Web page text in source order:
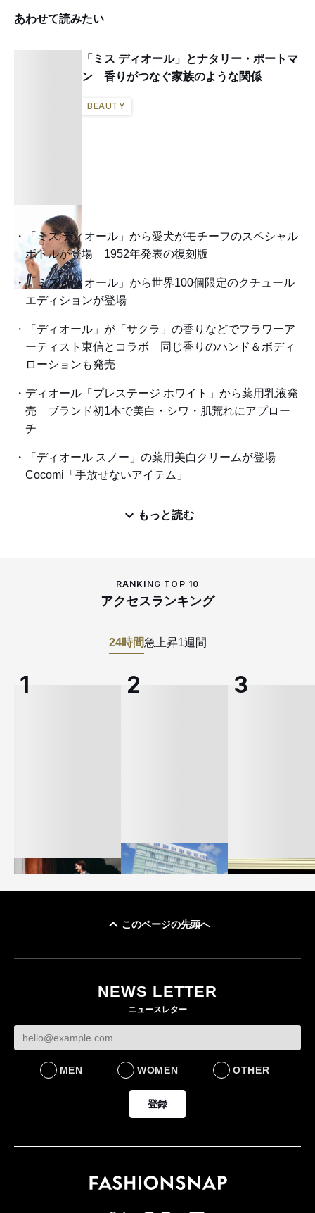
あわせて読みたい
「ミス ディオール」とナタリー・ポートマ
ン 香りがつなぐ家族のような関係
BEAUTY
「ミス ディオール」から愛犬がモチーフのスペシャル
ボトルが登場 1952年発表の復刻版
「ミス ディオール」から世界100個限定のクチュール
エディションが登場
「ディオール」が「サクラ」の香りなどでフラワーア
ーティスト東信とコラボ 同じ香りのハンド＆ボディ
ローションも発売
ディオール「プレステージ ホワイト」から薬用乳液発
売 ブランド初1本で美白・シワ・肌荒れにアプロー
チ
「ディオール スノー」の薬用美白クリームが登場
Cocomi「手放せないアイテム」
もっと読む
RANKING TOP 10
アクセスランキング
24時間急上昇1週間
ケットなど7型を発売
FASHION
このページの先頭へ
NEWS LETTER
ニュースレター
MEN WOMEN OTHER
登録